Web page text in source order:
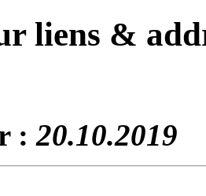
liens &
:20.10.2019